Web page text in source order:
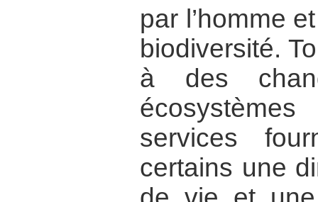
par l’homme
biodiversité.
à des
services
certains une